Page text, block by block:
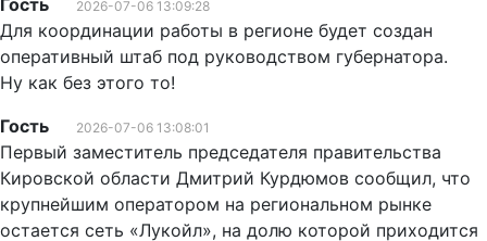
Гость
2026-07-06 13:09:28
Для координации работы в регионе будет создан
оперативный штаб под руководством губернатора.
Ну как без этого то!
Гость
2026-07-06 13:08:01
Первый заместитель председателя правительства
Кировской области Дмитрий Курдюмов сообщил, что
крупнейшим оператором на региональном рынке
остается сеть «Лукойл», на долю которой приходится